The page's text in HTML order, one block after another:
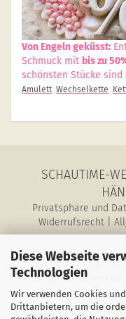
Diese Webseite
Technologien
Wir verwenden Cookies
Drittanbietern, um die
Von Engeln geküsst:
Schmuck mit bis zu
schönsten Stücke sind
Amulett Wechselkette
SCHAUTIME-
Privatsphäre und
Widerrufsrecht|
SchauTime Conni
Montag bis
E-Mail: